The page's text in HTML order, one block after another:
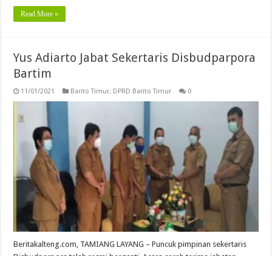
Read More »
Yus Adiarto Jabat Sekertaris Disbudparpora
Bartim
11/01/2021 Barito Timur, DPRD Barito Timur 0
Beritakalteng.com, TAMIANG LAYANG – Puncuk pimpinan sekertaris